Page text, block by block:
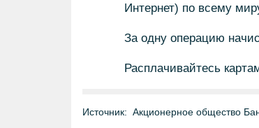
Интернет) по всему
За одну операцию
Расплачивайтесь
Источник: Акционерное общество